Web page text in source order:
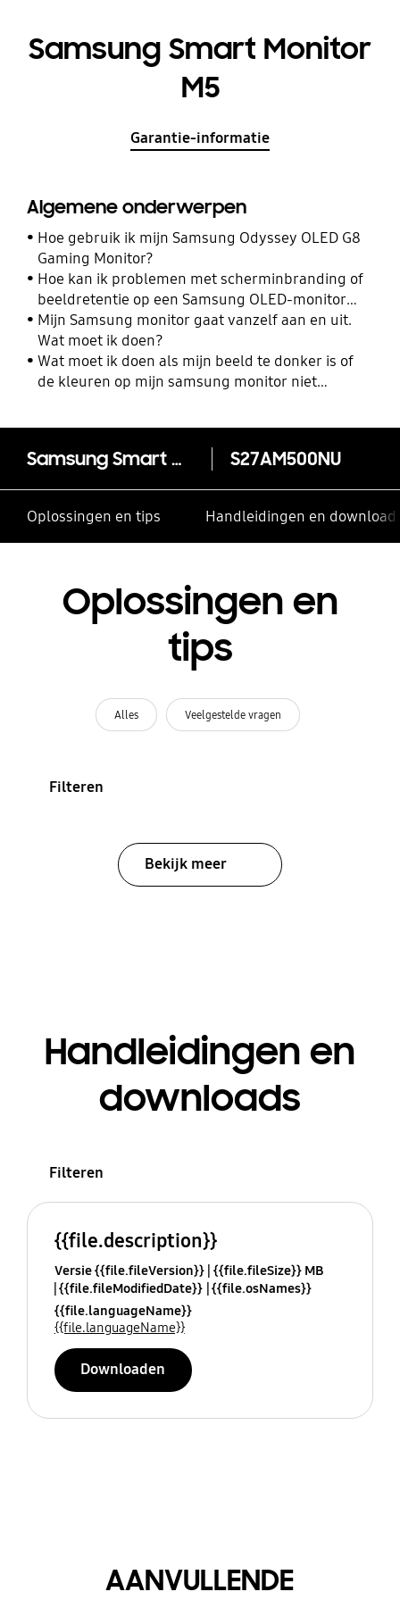
Samsung Smart Monitor
M5
Garantie-informatie
Algemene onderwerpen
Hoe gebruik ik mijn Samsung Odyssey OLED G8
Gaming Monitor?
Hoe kan ik problemen met scherminbranding of
beeldretentie op een Samsung OLED-monitor
oplossen of voorkomen?
Mijn Samsung monitor gaat vanzelf aan en uit.
Wat moet ik doen?
Wat moet ik doen als mijn beeld te donker is of
de kleuren op mijn samsung monitor niet
Samsung Smart Monitor M5 S27AM500NU
Oplossingen en tips Handleidingen en
Oplossingen en
tips
Alles Veelgestelde vragen
Filteren
Bekijk meer
Handleidingen en
downloads
Filteren
{{file.description}}
Versie {{file.fileVersion}} {{file.fileSize}} MB
{{file.fileModifiedDate}} {{file.osNames}}
{{file.languageName}}
{{file.languageName}}
Downloaden
AANVULLENDE